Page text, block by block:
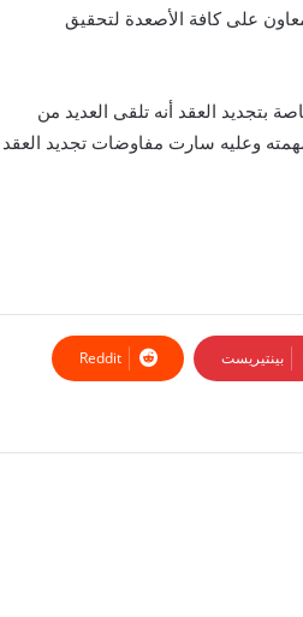
على كافة الأصعدة لتحقيق
بتجديد العقد أنه تلقى العديد من
وعليه سارت مفاوضات تجديد العقد
بينتيريست